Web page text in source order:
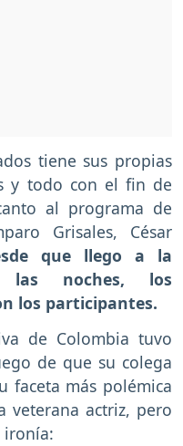
tiene sus propias
y todo con el fin de
al programa de
Grisales, César
que llego a la
las noches, los
los participantes.
de Colombia tuvo
de que su colega
faceta más polémica
veterana actriz, pero
ironía: